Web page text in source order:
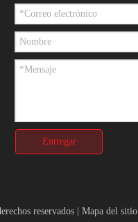
Entregar
reservados | Mapa del sitio|